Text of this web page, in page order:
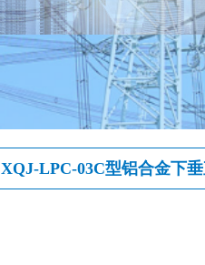
XQJ-LPC-03C型铝合金下